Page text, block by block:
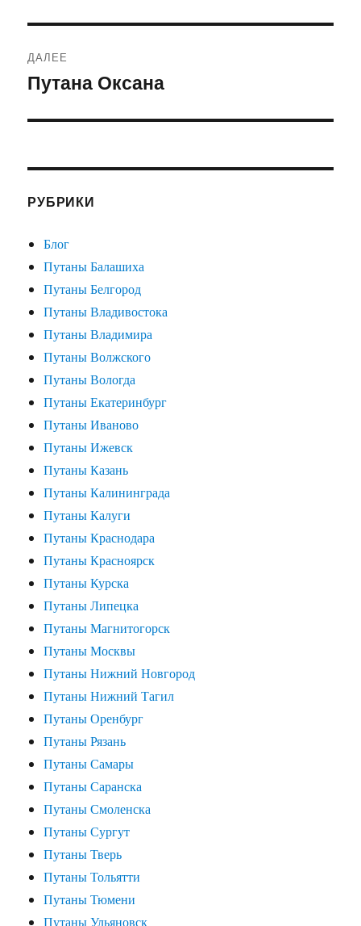
ДАЛЕЕ
Следующая
Путана Оксана
РУБРИКИ
Блог
Путаны Балашиха
Путаны Белгород
Путаны Владивостока
Путаны Владимира
Путаны Волжского
Путаны Вологда
Путаны Екатеринбург
Путаны Иваново
Путаны Ижевск
Путаны Казань
Путаны Калининграда
Путаны Калуги
Путаны Краснодара
Путаны Красноярск
Путаны Курска
Путаны Липецка
Путаны Магнитогорск
Путаны Москвы
Путаны Нижний Новгород
Путаны Нижний Тагил
Путаны Оренбург
Путаны Рязань
Путаны Самары
Путаны Саранска
Путаны Смоленска
Путаны Сургут
Путаны Тверь
Путаны Тольятти
Путаны Тюмени
Путаны Ульяновск